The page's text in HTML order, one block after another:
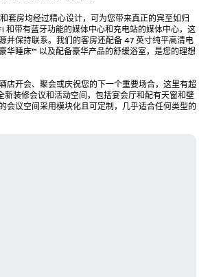
套房均经过精心设计，可为您带来真正的宾至如归
和带有蓝牙功能的媒体中心和充电站的媒体中心，这
并保持联系。我们的客房还配备 47 英寸纯平高清电
华睡床™ 以及配备豪华产品的舒缓浴室，是您的理想
店开会、聚会或庆祝您的下一个重要场合，这里有超
新装修会议和活动空间，包括宴会厅和配有天窗和壁
会议空间采用模块化且可定制，几乎适合任何类型的